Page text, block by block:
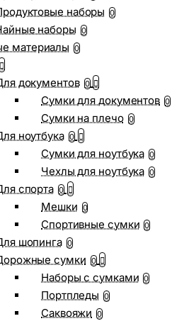
наборы 0
наборы 0
материалы 0
документов 0
Сумки для документов 0
Сумки на плечо 0
ноутбука 0
Сумки для ноутбука 0
Чехлы для ноутбука 0
спорта 0
Мешки 0
Спортивные сумки 0
шопинга 0
сумки 0
Наборы с сумками 0
Портпледы 0
Саквояжи 0